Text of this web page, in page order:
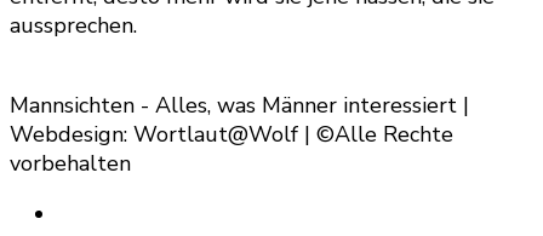
aussprechen.
Mannsichten - Alles, was Männer interessiert |
Webdesign: Wortlaut@Wolf | ©Alle Rechte
vorbehalten